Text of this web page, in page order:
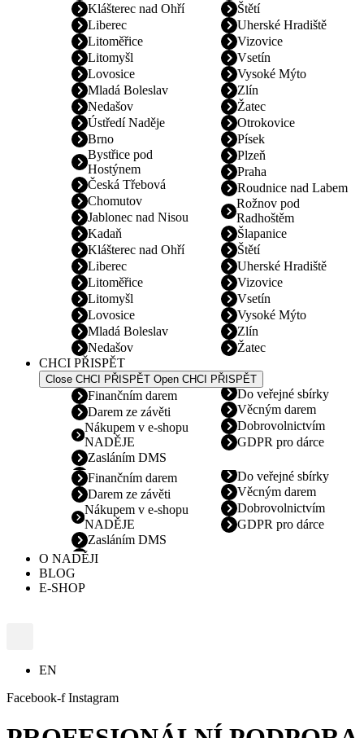
Klášterec nad Ohří
Liberec
Litoměřice
Litomyšl
Lovosice
Mladá Boleslav
Nedašov
Štětí
Uherské Hradiště
Vizovice
Vsetín
Vysoké Mýto
Zlín
Žatec
Ústředí Naděje
Brno
Bystřice pod
Hostýnem
Česká Třebová
Chomutov
Jablonec nad Nisou
Kadaň
Klášterec nad Ohří
Liberec
Litoměřice
Litomyšl
Lovosice
Mladá Boleslav
Nedašov
Otrokovice
Písek
Plzeň
Praha
Roudnice nad Labem
Rožnov pod
Radhoštěm
Šlapanice
Štětí
Uherské Hradiště
Vizovice
Vsetín
Vysoké Mýto
Zlín
Žatec
CHCI PŘISPĚT
Close CHCI PŘISPĚT Open CHCI PŘISPĚT
Finančním darem
Darem ze závěti
Nákupem v e-shopu
NADĚJE
Zasláním DMS
Do veřejné sbírky
Věcným darem
Dobrovolnictvím
GDPR pro dárce
Finančním darem
Darem ze závěti
Nákupem v e-shopu
NADĚJE
Zasláním DMS
Do veřejné sbírky
Věcným darem
Dobrovolnictvím
GDPR pro dárce
O NADĚJI
BLOG
E-SHOP
EN
Facebook-f Instagram